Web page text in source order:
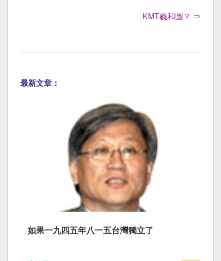
KMT義和團？ ⇒
最新文章：
如果一九四五年八一五台灣獨立了